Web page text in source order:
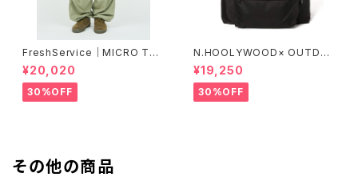
FreshService｜MICRO TYP
EWRITER CARGO PANTS
¥20,020
30%OFF
N.HOOLYWOOD× OUTDO
OR PRODUCTS｜BACKPAC
K(2251-AC02)
¥19,250
30%OFF
その他の商品